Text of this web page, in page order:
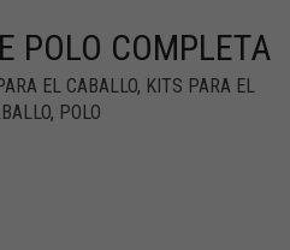
POLO COMPLETA
EL CABALLO, KITS PARA EL
, POLO